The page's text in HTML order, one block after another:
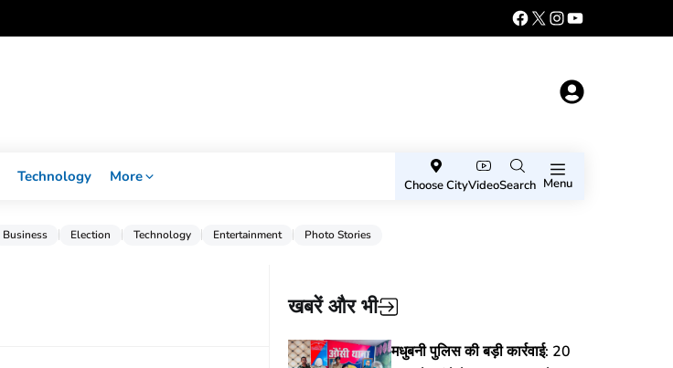
Technology More
Choose CityVideoSearch Menu
Business Election Technology Entertainment Photo Stories
खबरें और भी
मधुबनी पुलिस की बड़ी कार्रवाई: 20